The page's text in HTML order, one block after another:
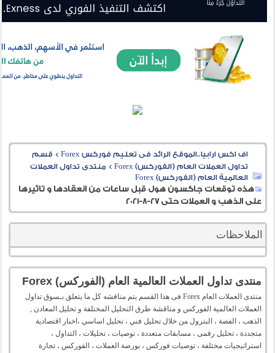
اف اكس ارابيا..الموقع الرائد فى تعليم فوركس Forex > قسم
تداول العملات العام (الفوركس) Forex
> منتدى تداول العملات
العالمية العام (الفوركس) Forex
هذه توقعات جاكسون هول قبل ساعات من انعقادها و تاثيرها
على الذهب و العملات حتى 27-8-2021
الملاحظات
منتدى تداول العملات العالمية العام (الفوركس) Forex
منتدى العملات العام Forex فى هذا القسم يتم مناقشه كل ما يتعلق بـسوق تداول
العملات العالمية الفوركس و مناقشة طرق التحليل المختلفة و تحليل المعادن ,
الذهب ، الفضة ، البترول من خلال تحليل فني ، تحليل اساسي ،اخبار اقتصادية
متجددة ، تحليل رقمى ، مسابقات متعددة ، توصيات ، تحليلات ، التداول ،
استراتيجيات مختلفة ، توصيات فوركس ، بورصة العملات ، الفوركس ، تجارة